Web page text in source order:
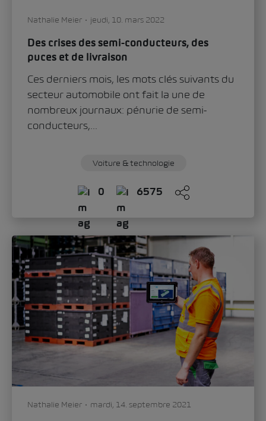
Nathalie Meier jeudi, 10. mars 2022
Des crises des semi-conducteurs, des
puces et de livraison
Ces derniers mois, les mots clés suivants du
secteur automobile ont fait la une de
nombreux journaux: pénurie de semi-
conducteurs,...
Voiture & technologie
0 6575
Nathalie Meier mardi, 14. septembre 2021